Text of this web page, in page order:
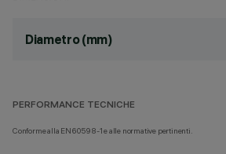
Diametro (mm)
PERFORMANCE TECNICHE
Conforme alla EN60598-1 e alle normative pertinenti.